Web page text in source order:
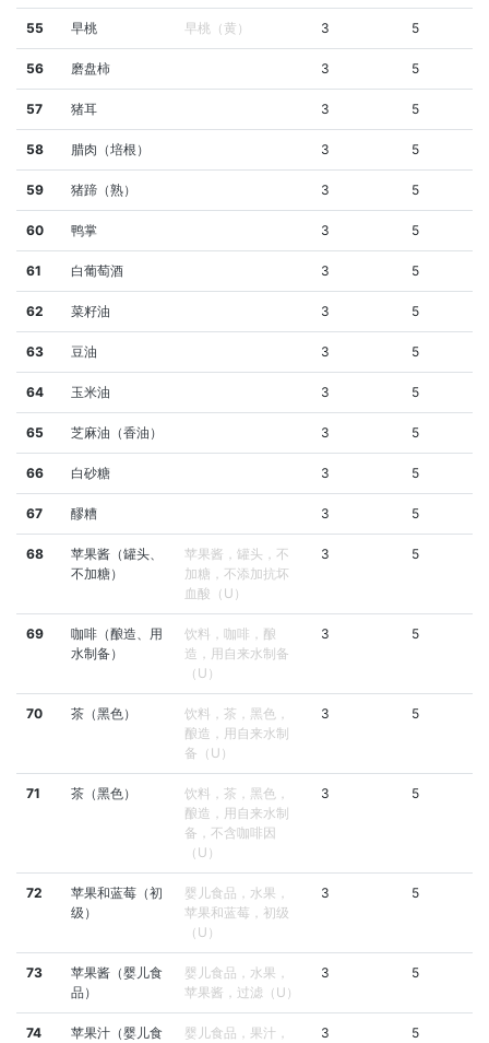
55 早桃 早桃（黄） 3 5
56 磨盘柿 3 5
57 猪耳 3 5
58 腊肉（培根） 3 5
59 猪蹄（熟） 3 5
60 鸭掌 3 5
61 白葡萄酒 3 5
62 菜籽油 3 5
63 豆油 3 5
64 玉米油 3 5
65 芝麻油（香油） 3 5
66 白砂糖 3 5
67 醪糟 3 5
68
苹果酱（罐头、
不加糖）
苹果酱，罐头，不
加糖，不添加抗坏
血酸（U）
3 5
69
咖啡（酿造、用
水制备）
饮料，咖啡，酿
造，用自来水制备
（U）
3 5
70 茶（黑色）
饮料，茶，黑色，
酿造，用自来水制
备（U）
3 5
71 茶（黑色）
饮料，茶，黑色，
酿造，用自来水制
备，不含咖啡因
（U）
3 5
72
苹果和蓝莓（初
级）
婴儿食品，水果，
苹果和蓝莓，初级
（U）
3 5
73
苹果酱（婴儿食
品）
婴儿食品，水果，
苹果酱，过滤（U）
3 5
74
苹果汁（婴儿食
婴儿食品，果汁，
3 5